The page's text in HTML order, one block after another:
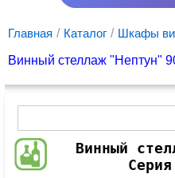
Главная / Каталог / Шкафы
Винный стеллаж "Нептун"
Винный